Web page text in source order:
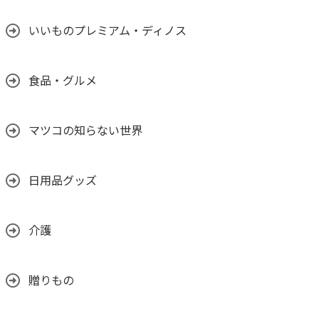
いいものプレミアム・ディノス
食品・グルメ
マツコの知らない世界
日用品グッズ
介護
贈りもの